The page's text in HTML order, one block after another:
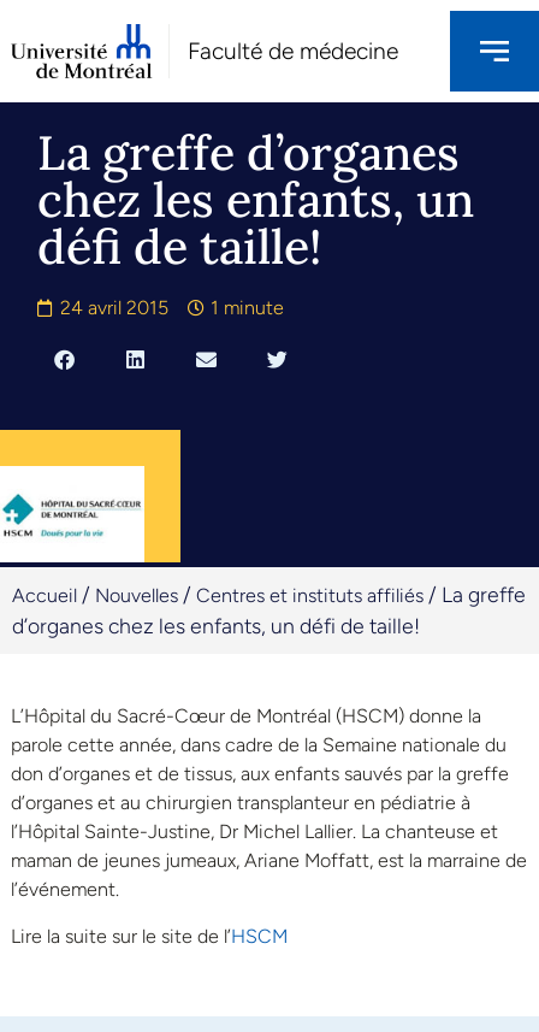
Faculté de médecine
La greffe d’organes
chez les enfants, un
défi de taille!
24 avril 2015 1 minute
Accueil / Nouvelles / Centres et instituts affiliés / La greffe
d’organes chez les enfants, un défi de taille!
L’Hôpital du Sacré-Cœur de Montréal (HSCM) donne la
parole cette année, dans cadre de la Semaine nationale du
don d’organes et de tissus, aux enfants sauvés par la greffe
d’organes et au chirurgien transplanteur en pédiatrie à
l’Hôpital Sainte-Justine, Dr Michel Lallier. La chanteuse et
maman de jeunes jumeaux, Ariane Moffatt, est la marraine de
l’événement.
Lire la suite sur le site de l’HSCM